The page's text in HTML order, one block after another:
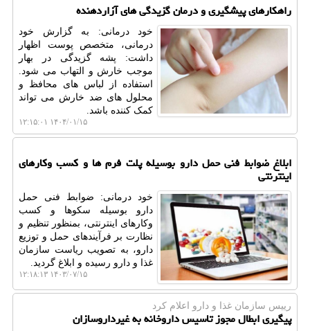
راهکارهای پیشگیری و درمان گزیدگی های آزاردهنده
خود درمانی: به گزارش خود
درمانی، متخصص پوست اظهار
داشت: پشه گزیدگی در بهار
موجب خارش و التهاب می شود.
استفاده از لباس های محافظ و
محلول های ضد خارش می تواند
کمک کننده باشد.
۱۴۰۴/۰۱/۱۵ ۱۲:۱۵:۰۱
ابلاغ ضوابط فنی حمل دارو بوسیله پلت فرم ها و کسب وکارهای
اینترنتی
خود درمانی: ضوابط فنی حمل
دارو بوسیله سکوها و کسب
وکارهای اینترنتی، بمنظور تنظیم و
نظارت بر فرآیندهای حمل و توزیع
دارو، به تصویب ریاست سازمان
غذا و دارو رسیده و ابلاغ گردید.
۱۴۰۳/۰۷/۱۵ ۱۲:۱۸:۱۳
رییس سازمان غذا و دارو اعلام كرد
پیگیری ابطال مجوز تاسیس داروخانه به غیرداروسازان